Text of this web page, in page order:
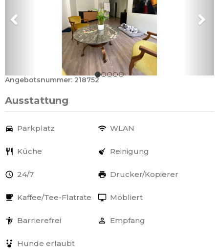
Angebotsnummer: 218752
Ausstattung
Parkplatz WLAN
Küche Reinigung
24/7 Drucker/Kopierer
Kaffee/Tee-Flatrate Möbliert
Barrierefrei Empfang
Hunde erlaubt